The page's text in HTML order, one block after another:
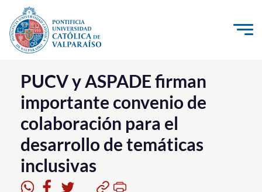
Click acá para ir directamente al contenido
La Universidad
Investigación, Creación e Innovación
PUCV Internacional
Vinculación con el Medio
Admisión
PUCV y ASPADE firman
importante convenio de
colaboración para el
desarrollo de temáticas
inclusivas